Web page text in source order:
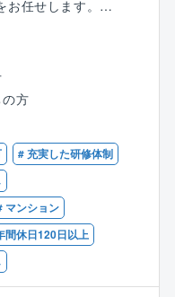
ています。
と、転勤のないエリ
社指定の十数エリ
採用しています。
家庭事情等を事前
合は、各種手当あ
ております！
に、同時期の入社
おり、同期間の交流
任せします。
です。
消
る組合員の合意形成
方
技士等）
ちます
# 充実した研修体制
マンション
間休日120日以上